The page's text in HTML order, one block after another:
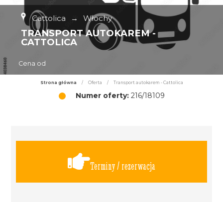
Cattolica → Włochy
TRANSPORT AUTOKAREM -
CATTOLICA
Cena od
Strona główna / Oferta / Transport autokarem - Cattolica
Numer oferty:216/18109
Terminy / rezerwacja